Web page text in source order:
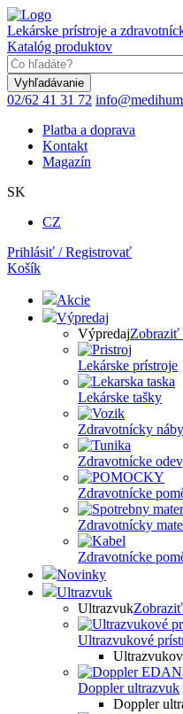
Skočiť
na
hlavný
obsah
Lekárske prístroje a
Katalóg produktov
02/62 41 31 72
Platba a doprava
Kontakt
Magazín
SK
CZ
Prihlásiť / Registrovať
Košík
Akcie
Výpredaj
VýpredajZobraziť
Lekárske prístroje
Lekárske tašky
Zdravotnícky
Zdravotnícke
Zdravotnícke
Zdravotnícky
Zdravotnícke
Novinky
Ultrazvuk
Ultrazvuk
Ultrazvukové
Doppler ultrazvuk
Doppler